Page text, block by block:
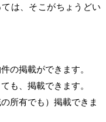
は、そこがちょうどい
の掲載ができます。
も、掲載できます。
所有でも）掲載できま